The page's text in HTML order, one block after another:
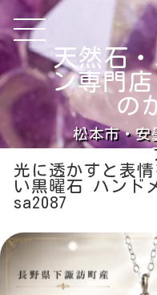
天然石
ン専門
の
松本市・安
光に透かすと表
い黒曜石 ハンド
sa2087